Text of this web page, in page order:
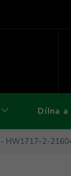
Dílna a
- HW1717-2-